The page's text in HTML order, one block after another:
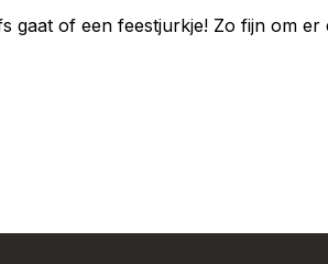
gaat of een feestjurkje! Zo fijn om er